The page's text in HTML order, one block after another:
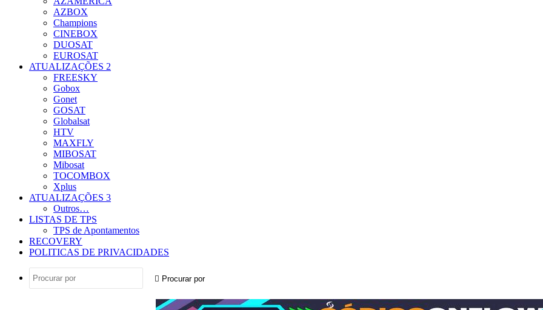
AZBOX
Champions
CINEBOX
DUOSAT
EUROSAT
ATUALIZAÇÕES 2
FREESKY
Gobox
Gonet
GOSAT
Globalsat
HTV
MAXFLY
MIBOSAT
Mibosat
TOCOMBOX
Xplus
ATUALIZAÇÕES 3
Outros…
LISTAS DE TPS
TPS de Apontamentos
RECOVERY
POLITICAS DE PRIVACIDADES
Procurar por